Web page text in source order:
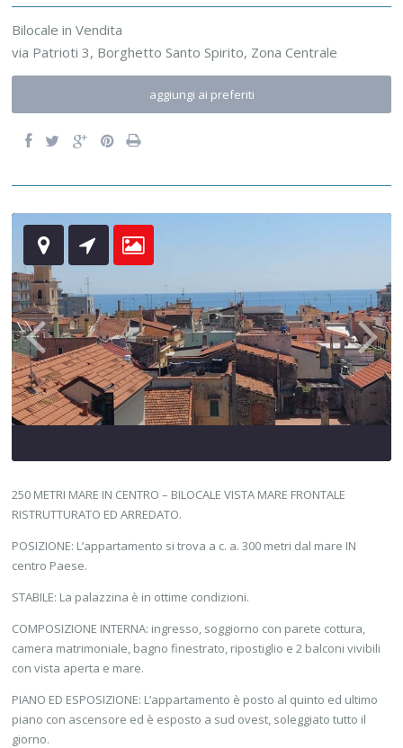
Bilocale in Vendita
via Patrioti 3, Borghetto Santo Spirito, Zona Centrale
aggiungi ai preferiti
250 METRI MARE IN CENTRO – BILOCALE VISTA MARE FRONTALE
RISTRUTTURATO ED ARREDATO.
POSIZIONE: L’appartamento si trova a c. a. 300 metri dal mare IN
centro Paese.
STABILE: La palazzina è in ottime condizioni.
COMPOSIZIONE INTERNA: ingresso, soggiorno con parete cottura,
camera matrimoniale, bagno finestrato, ripostiglio e 2 balconi vivibili
con vista aperta e mare.
PIANO ED ESPOSIZIONE: L’appartamento è posto al quinto ed ultimo
piano con ascensore ed è esposto a sud ovest, soleggiato tutto il
giorno.